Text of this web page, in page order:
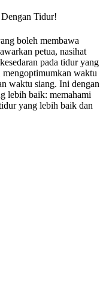
Tidur!
boleh membawa
petua, nasihat
pada tidur yang
mengoptimumkan waktu
waktu siang. Ini dengan
lebih baik: memahami
yang lebih baik dan